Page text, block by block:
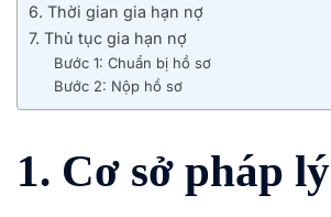
6. Thời gian gia hạn nợ
7. Thủ tục gia hạn nợ
Bước 1: Chuẩn bị hồ sơ
Bước 2: Nộp hồ sơ
1. Cơ sở pháp lý